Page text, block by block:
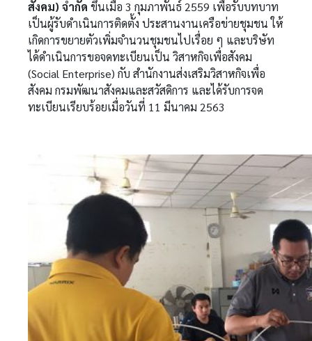
สังคม) จำกัด ขึ้นเมื่อ 3 กุมภาพันธ์ 2559 เพื่อรับบทบาท
เป็นผู้รับดำเนินการติดตั้ง ประสานงานเครือข่ายชุมชน ให้
เกิดการขยายตัวเพิ่มจำนวนชุมชนไปเรื่อย ๆ และบริษัท
ได้ดำเนินการขอจดทะเบียนเป็น วิสาหกิจเพื่อสังคม
(Social Enterprise) กับ สำนักงานส่งเสริมวิสาหกิจเพื่อ
สังคม กรมพัฒนาสังคมและสวัสดิการ และได้รับการจด
ทะเบียนเรียบร้อยเมื่อวันที่ 11 มีนาคม 2563